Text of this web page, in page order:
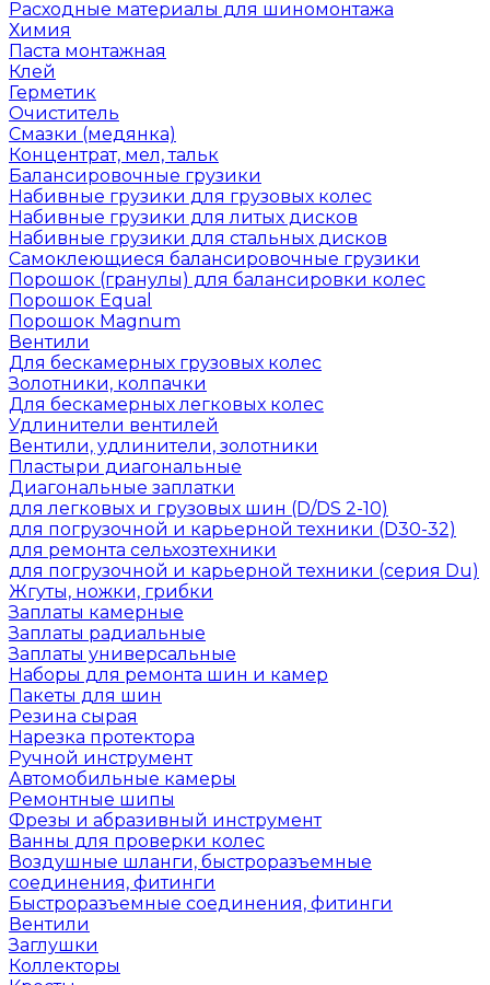
Расходные материалы для шиномонтажа
Химия
Паста монтажная
Клей
Герметик
Очиститель
Смазки (медянка)
Концентрат, мел, тальк
Балансировочные грузики
Набивные грузики для грузовых колес
Набивные грузики для литых дисков
Набивные грузики для стальных дисков
Самоклеющиеся балансировочные грузики
Порошок (гранулы) для балансировки колес
Порошок Equal
Порошок Magnum
Вентили
Для бескамерных грузовых колес
Золотники, колпачки
Для бескамерных легковых колес
Удлинители вентилей
Вентили, удлинители, золотники
Пластыри диагональные
Диагональные заплатки
для легковых и грузовых шин (D/DS 2-10)
для погрузочной и карьерной техники (D30-32)
для ремонта сельхозтехники
для погрузочной и карьерной техники (серия Du)
Жгуты, ножки, грибки
Заплаты камерные
Заплаты радиальные
Заплаты универсальные
Наборы для ремонта шин и камер
Пакеты для шин
Резина сырая
Нарезка протектора
Ручной инструмент
Автомобильные камеры
Ремонтные шипы
Фрезы и абразивный инструмент
Ванны для проверки колес
Воздушные шланги, быстроразъемные
соединения, фитинги
Быстроразъемные соединения, фитинги
Вентили
Заглушки
Коллекторы